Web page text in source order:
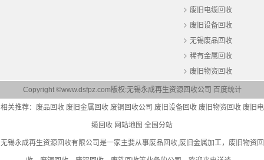
废旧电缆回收
废旧设备回收
无锡废品回收
稀有金属回收
废旧物资回收
Copyright ©www.dsfpz.com版权:无锡永成再生资源回收公司 百度统计
相关推荐： 废品回收 废旧金属回收 废铜回收公司 废旧设备回收 废旧物资回收 废旧电
缆回收 网站地图 全国分站
无锡永成再生资源回收有限公司是一家主要从事废品回收,废旧金属加工，废旧物资回